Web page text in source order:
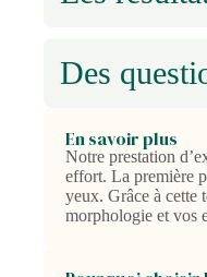
Des
En savoir plus
Notre prestation
effort. La première
yeux. Grâce à cette
morphologie et vos